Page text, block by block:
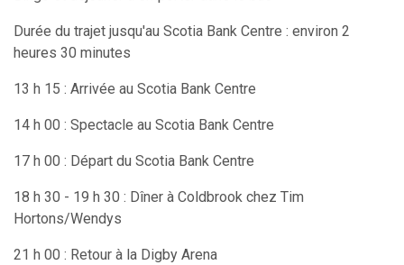
Durée du trajet jusqu'au Scotia Bank Centre : environ 2
heures 30 minutes
13 h 15 : Arrivée au Scotia Bank Centre
14 h 00 : Spectacle au Scotia Bank Centre
17 h 00 : Départ du Scotia Bank Centre
18 h 30 - 19 h 30 : Dîner à Coldbrook chez Tim
Hortons/Wendys
21 h 00 : Retour à la Digby Arena